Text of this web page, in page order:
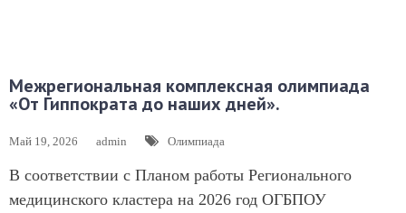
Межрегиональная комплексная олимпиада
«От Гиппократа до наших дней».
Май 19, 2026 admin Олимпиада
В соответствии с Планом работы Регионального
медицинского кластера на 2026 год ОГБПОУ